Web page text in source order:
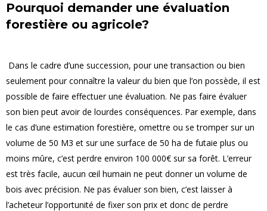
Pourquoi demander une évaluation
forestière ou agricole?
Dans le cadre d’une succession, pour une transaction ou bien
seulement pour connaître la valeur du bien que l’on possède, il est
possible de faire effectuer une évaluation. Ne pas faire évaluer
son bien peut avoir de lourdes conséquences. Par exemple, dans
le cas d’une estimation forestière, omettre ou se tromper sur un
volume de 50 M3 et sur une surface de 50 ha de futaie plus ou
moins mûre, c’est perdre environ 100 000€ sur sa forêt. L’erreur
est très facile, aucun œil humain ne peut donner un volume de
bois avec précision. Ne pas évaluer son bien, c’est laisser à
l’acheteur l’opportunité de fixer son prix et donc de perdre